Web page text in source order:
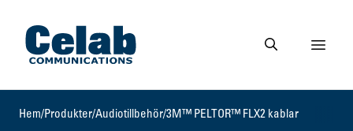
Gå till startsidan
Gå till söksidan
Visa
Hem/Produkter/Audiotillbehör/3M™ PELTOR™ FLX2 kablar